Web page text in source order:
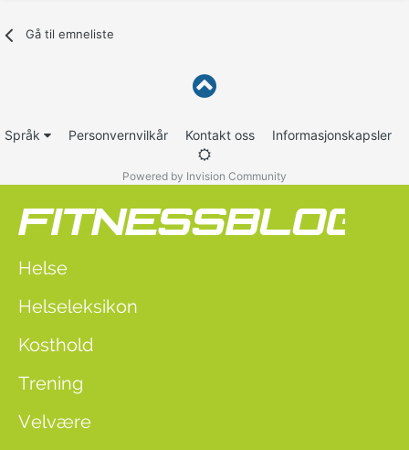
Gå til emneliste
Språk Personvernvilkår Kontakt oss Informasjonskapsler
Powered by Invision Community
Helse
Helseleksikon
Kosthold
Trening
Velvære